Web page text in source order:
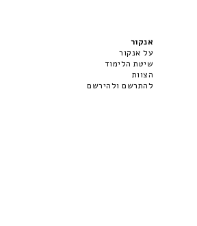
אנקור
על אנקור
שיטת הלימוד
הצוות
להתרשם ולהירשם